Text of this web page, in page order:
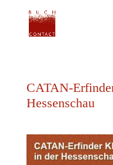
CATAN-
Hessenschau